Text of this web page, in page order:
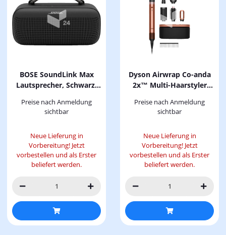
BOSE SoundLink Max
Lautsprecher, Schwarz,
Preise nach Anmeldung
sichtbar
Neue Lieferung in
Vorbereitung! Jetzt
vorbestellen und als Erster
beliefert werden.
Dyson Airwrap Co-anda
2x™ Multi-Haarstyler
Straight+Wavy (Amber
Silk)
Preise nach Anmeldung
sichtbar
Neue Lieferung in
Vorbereitung! Jetzt
vorbestellen und als Erster
beliefert werden.